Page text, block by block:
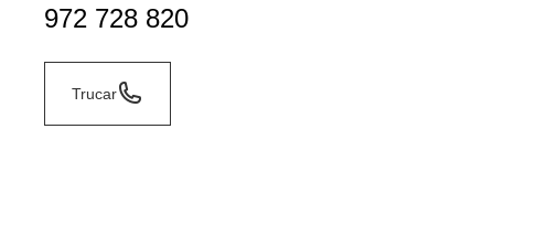
972 728 820
Trucar